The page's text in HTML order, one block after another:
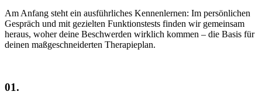
Am Anfang steht ein ausführliches Kennenlernen: Im persönlichen
Gespräch und mit gezielten Funktionstests finden wir gemeinsam
heraus, woher deine Beschwerden wirklich kommen – die Basis für
deinen maßgeschneiderten Therapieplan.
01.